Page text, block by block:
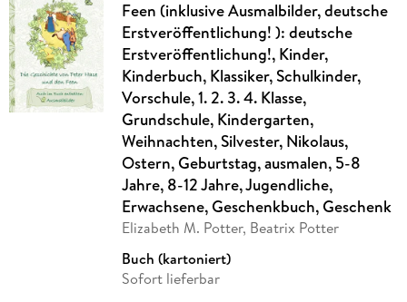
Feen (inklusive Ausmalbilder, deutsche
Erstveröffentlichung! ): deutsche
Erstveröffentlichung!, Kinder,
Kinderbuch, Klassiker, Schulkinder,
Vorschule, 1. 2. 3. 4. Klasse,
Grundschule, Kindergarten,
Weihnachten, Silvester, Nikolaus,
Ostern, Geburtstag, ausmalen, 5-8
Jahre, 8-12 Jahre, Jugendliche,
Erwachsene, Geschenkbuch, Geschenk
Elizabeth M. Potter, Beatrix Potter
Buch (kartoniert)
Sofort lieferbar